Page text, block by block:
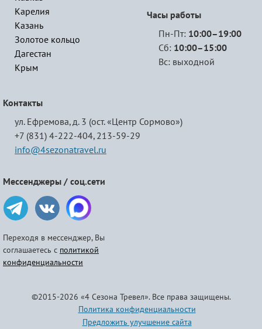
Карелия
Казань
Золотое кольцо
Дагестан
Крым
Часы работы
Пн-Пт: 10:00–19:00
Сб: 10:00–15:00
Вс: выходной
Контакты
ул. Ефремова, д. 3 (ост. «Центр Сормово»)
+7 (831) 4-222-404, 213-59-29
info@4sezonatravel.ru
Мессенджеры / соц.сети
Переходя в мессенджер, Вы
соглашаетесь с политикой
конфиденциальности
©2015-2026 «4 Сезона Тревел». Все права защищены.
Политика конфиденциальности
Предложить улучшение сайта